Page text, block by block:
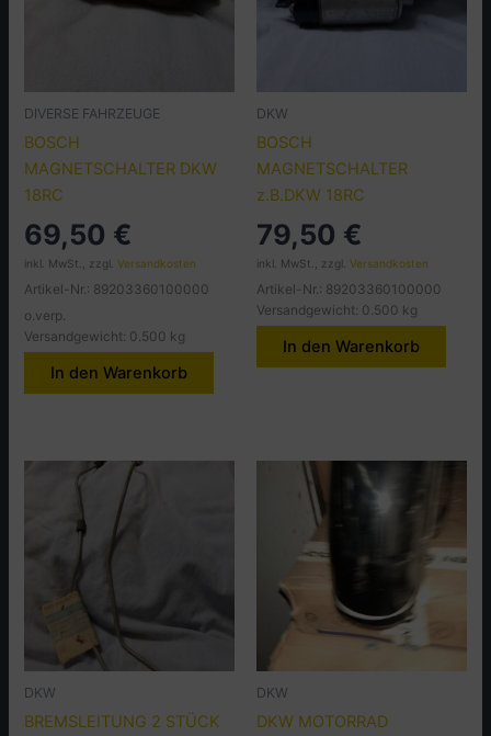
DIVERSE FAHRZEUGE
BOSCH
MAGNETSCHALTER DKW
18RC
69,50 €
inkl. MwSt., zzgl.Versandkosten
Artikel-Nr.: 89203360100000
o.verp.
Versandgewicht: 0.500 kg
In den Warenkorb
DKW
BOSCH
MAGNETSCHALTER
z.B.DKW 18RC
79,50 €
inkl. MwSt., zzgl. Versandkosten
Artikel-Nr.: 89203360100000
Versandgewicht: 0.500 kg
In den Warenkorb
DKW
BREMSLEITUNG 2 STÜCK
DKW
DKW MOTORRAD